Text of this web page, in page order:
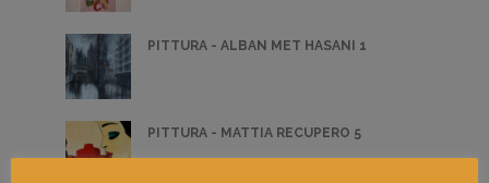
PITTURA - ALBAN MET HASANI 1
PITTURA - MATTIA RECUPERO 5